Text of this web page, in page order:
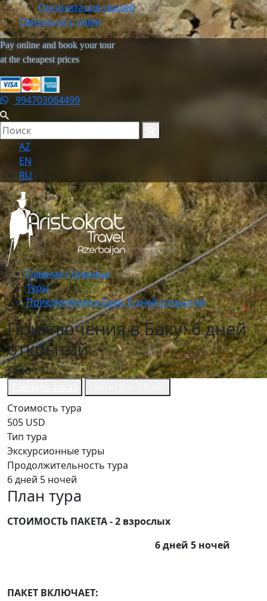
Организация свадеб
Связаться с нами
Pay online and book your tour
at the cheapest prices
994703064499
AZ
EN
RU
Главная страница
Туры
Приключения в Баку: 6 дней открытий
Приключения в Баку: 6 дней
открытий
Slayd1/
Стоимость тура
505 USD
Тип тура
Экскурсионные туры
Продолжительность тура
6 дней 5 ночей
План тура
СТОИМОСТЬ ПАКЕТА - 2 взрослых
6 дней 5 ночей
ПАКЕТ ВКЛЮЧАЕТ: